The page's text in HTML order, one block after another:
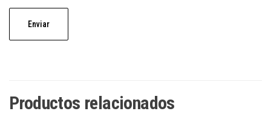
Productos relacionados